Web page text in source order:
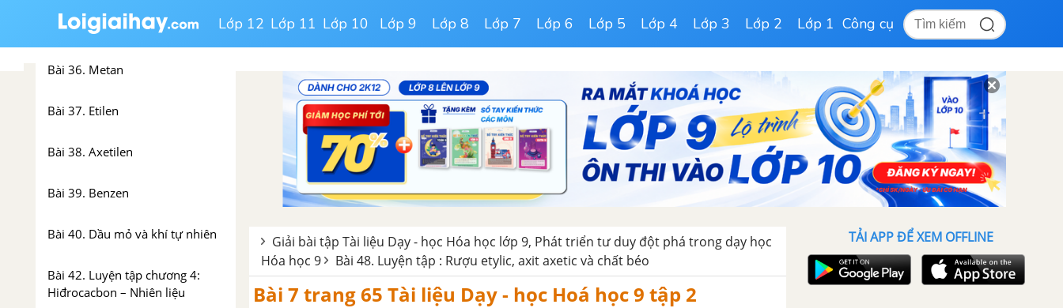
Lớp 12 Lớp 11 Lớp 10 Lớp 9 Lớp 8 Lớp 7 Lớp 6 Lớp 5 Lớp 4 Lớp 3 Lớp 2 Lớp 1 Công cụ
Bài 35. Cấu tạo phân tử hợp
chất hữu cơ
Bài 36. Metan
Bài 37. Etilen
Bài 38. Axetilen
Bài 39. Benzen
Bài 40. Dầu mỏ và khí tự nhiên
Bài 42. Luyện tập chương 4:
Hiđrocacbon – Nhiên liệu
Giải bài tập Tài liệu Dạy - học Hóa học lớp 9, Phát triển tư duy đột phá trong dạy học
Hóa học 9
Bài 48. Luyện tập : Rượu etylic, axit axetic và chất béo
Bài 7 trang 65 Tài liệu Dạy - học Hoá học 9 tập 2
TẢI APP ĐỂ XEM OFFLINE